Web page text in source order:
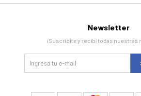
Newsletter
¡Suscribite y recibí todas nuestras